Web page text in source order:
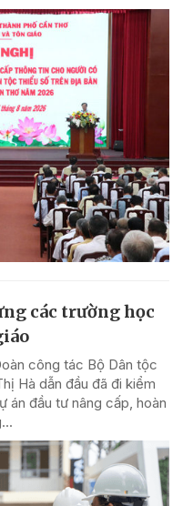
các trường học
công tác Bộ Dân tộc
Hà dẫn đầu đã đi kiểm
đầu tư nâng cấp, hoàn